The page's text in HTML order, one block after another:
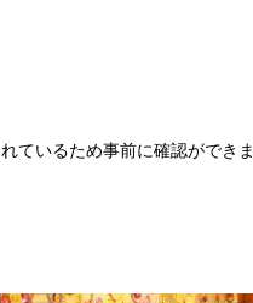
ているため事前に確認ができ